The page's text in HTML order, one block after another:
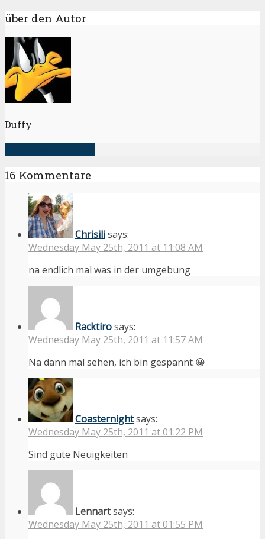
über den Autor
Duffy
16 Kommentare
Chrisilisays:
Wednesday May 25th, 2011 at 11:08 AM
na endlich mal was in der umgebung
Racktirosays:
Wednesday May 25th, 2011 at 11:57 AM
Na dann mal sehen, ich bin gespannt 😀
Coasternightsays:
Wednesday May 25th, 2011 at 01:22 PM
Sind gute Neuigkeiten
Lennartsays:
Wednesday May 25th, 2011 at 01:55 PM